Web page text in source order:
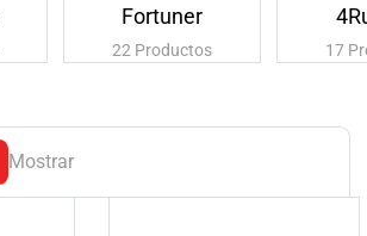
Fortuner
22 Productos 17
Mostrar